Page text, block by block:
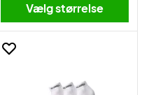
Vælg størrelse